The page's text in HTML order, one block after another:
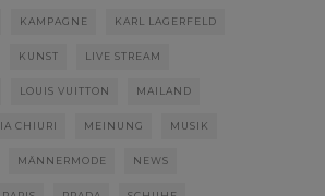
KAMPAGNE KARL LAGERFELD
KUNST LIVE STREAM
LOUIS VUITTON MAILAND
CHIURI MEINUNG MUSIK
MÄNNERMODE NEWS